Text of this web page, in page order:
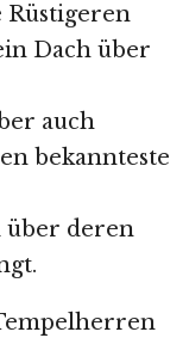
Rüstigeren
Dach über
auch
bekannteste
über deren